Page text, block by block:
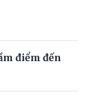
điểm đến